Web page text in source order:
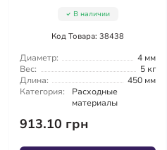
В наличии
Код Товара: 38438
Диаметр:
4 мм
Вес:
5 кг
Длина:
450 мм
Категория:
Расходные
материалы
913.10 грн